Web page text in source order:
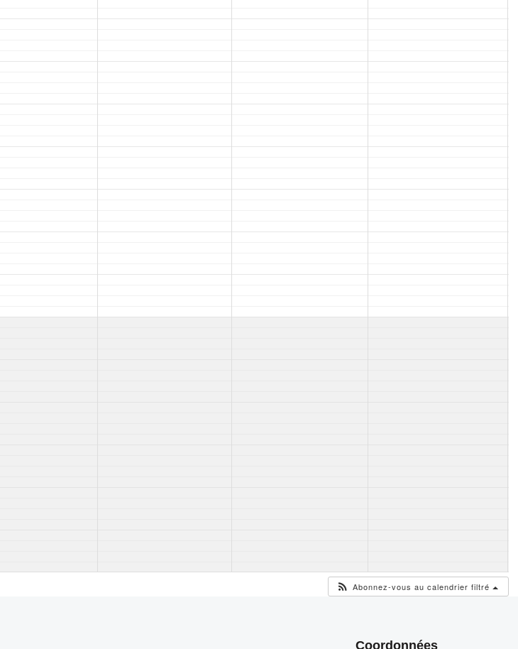
Abonnez-vous au calendrier filtré
Coordonnées